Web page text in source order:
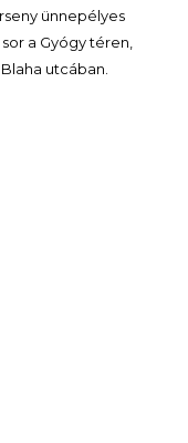
ünnepélyes
a Gyógy téren,
utcában.